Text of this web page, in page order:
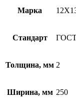
Марка
Стандарт ГОСТ
Толщина, мм 2
Ширина, мм 250